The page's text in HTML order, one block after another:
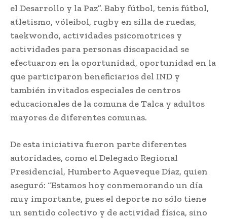
el Desarrollo y la Paz”. Baby fútbol, tenis fútbol,
atletismo, vóleibol, rugby en silla de ruedas,
taekwondo, actividades psicomotrices y
actividades para personas discapacidad se
efectuaron en la oportunidad, oportunidad en la
que participaron beneficiarios del IND y
también invitados especiales de centros
educacionales de la comuna de Talca y adultos
mayores de diferentes comunas.
De esta iniciativa fueron parte diferentes
autoridades, como el Delegado Regional
Presidencial, Humberto Aqueveque Díaz, quien
aseguró: “Estamos hoy conmemorando un día
muy importante, pues el deporte no sólo tiene
un sentido colectivo y de actividad física, sino